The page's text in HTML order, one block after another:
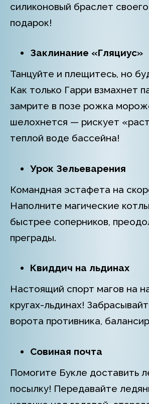
силиконовый браслет
подарок!
Заклинание «Гляциус»
Танцуйте и плещитесь, но
Как только Гарри взмахнет
замрите в позе рожка
шелохнется — рискует
теплой воде бассейна!
Урок Зельеварения
Командная эстафета на
Наполните магические
быстрее соперников,
преграды.
Квиддич на льдинах
Настоящий спорт магов на
кругах-льдинах!
ворота противника,
Совиная почта
Помогите Букле доставить
посылку! Передавайте